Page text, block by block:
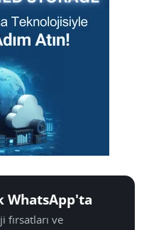
WhatsApp'ta
fırsatları ve